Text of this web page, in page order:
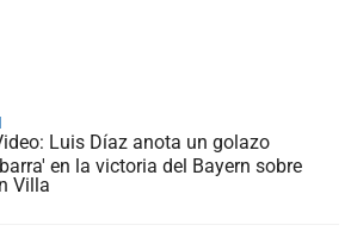
Luis Díaz anota un golazo
en la victoria del Bayern sobre
Villa